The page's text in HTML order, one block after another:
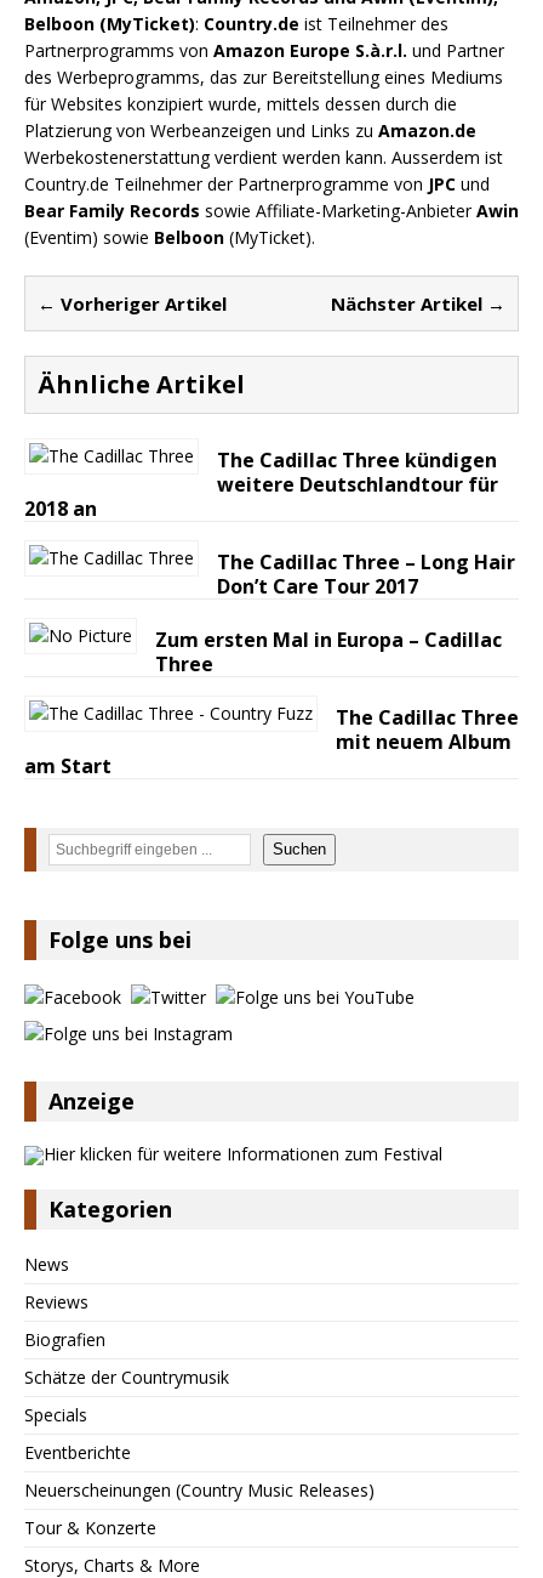
Belboon (MyTicket): Country.de ist Teilnehmer des
Partnerprogramms von Amazon Europe S.à.r.l. und Partner
des Werbeprogramms, das zur Bereitstellung eines Mediums
für Websites konzipiert wurde, mittels dessen durch die
Platzierung von Werbeanzeigen und Links zu Amazon.de
Werbekostenerstattung verdient werden kann. Ausserdem ist
Country.de Teilnehmer der Partnerprogramme von JPC und
Bear Family Records sowie Affiliate-Marketing-AnbieterAwin
(Eventim) sowie Belboon (MyTicket).
← Vorheriger Artikel Nächster Artikel →
Ähnliche Artikel
The Cadillac Three kündigen
weitere Deutschlandtour für
2018 an
The Cadillac Three – Long Hair
Don’t Care Tour 2017
Zum ersten Mal in Europa – Cadillac
Three
The Cadillac Three
mit neuem Album
am Start
Suchen Suchen
Folge uns bei
Anzeige
Kategorien
News
Reviews
Biografien
Schätze der Countrymusik
Specials
Eventberichte
Neuerscheinungen (Country Music Releases)
Tour & Konzerte
Storys, Charts & More